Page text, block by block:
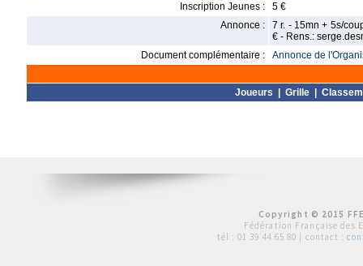
Inscription Jeunes :
5 €
Annonce :
7 r. - 15mn + 5s/
€ - Rens.:
Document complémentaire :
Annonce de
Joueurs Grille|
Copyright © 2015
Fédération Française des
tél : 01 39 44 65 80 | contact :